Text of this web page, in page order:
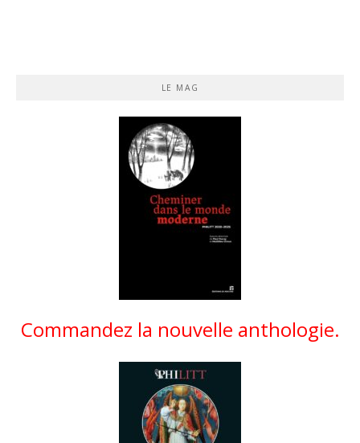
LE MAG
Commandez la nouvelle anthologie.